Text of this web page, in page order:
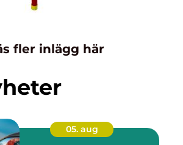
fler inlägg här
05. aug